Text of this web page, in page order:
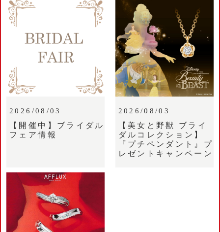
2026/08/03
【開催中】ブライダル
フェア情報
2026/08/03
【美女と野獣 ブライ
ダルコレクション】
『プチペンダント』プ
レゼントキャンペーン